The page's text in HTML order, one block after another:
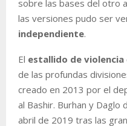
sobre las bases del otro
las versiones pudo ser
independiente.
El estallido de violencia
de las profundas
creado en 2013 por el
al Bashir. Burhan y Daglo
abril de 2019 tras las